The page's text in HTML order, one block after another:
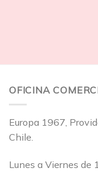
OFICINA
Europa 1967,
Chile.
Lunes a Viernes de